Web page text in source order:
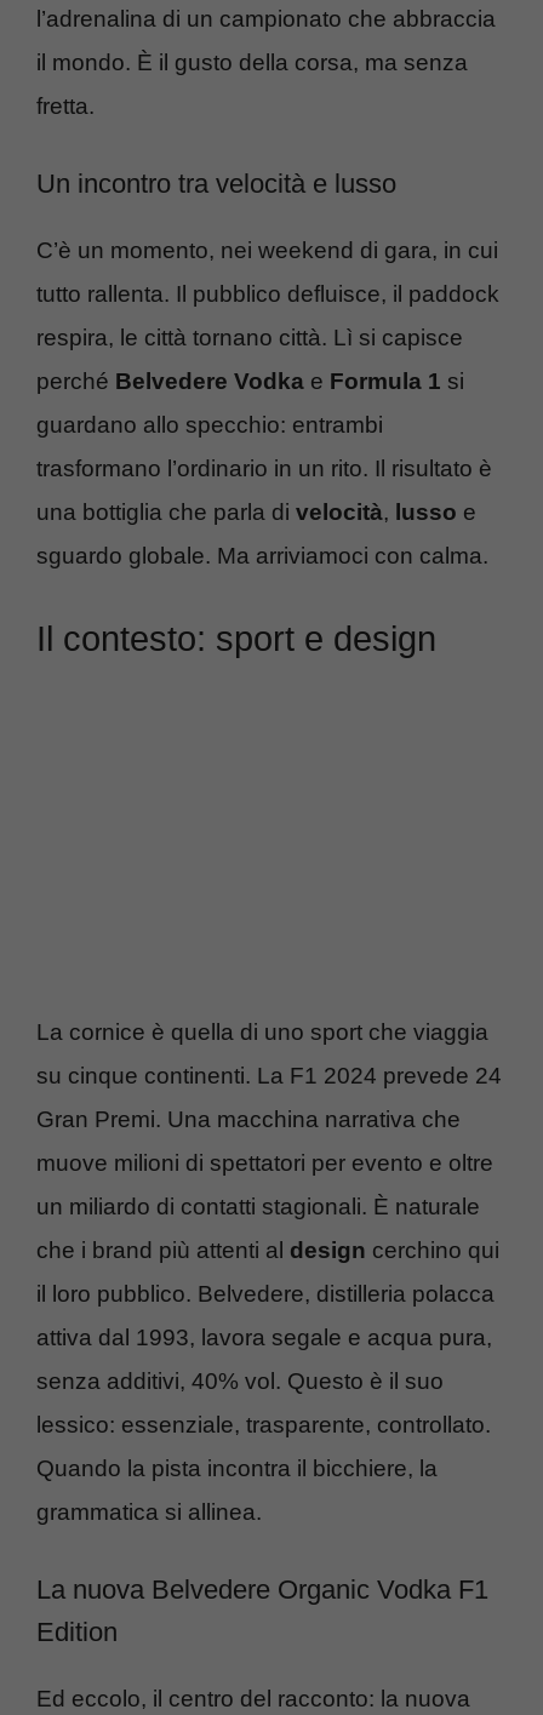
l’adrenalina di un campionato che abbraccia
il mondo. È il gusto della corsa, ma senza
fretta.
Un incontro tra velocità e lusso
C’è un momento, nei weekend di gara, in cui
tutto rallenta. Il pubblico defluisce, il paddock
respira, le città tornano città. Lì si capisce
perché Belvedere Vodka e Formula 1 si
guardano allo specchio: entrambi
trasformano l’ordinario in un rito. Il risultato è
una bottiglia che parla di velocità, lusso e
sguardo globale. Ma arriviamoci con calma.
Il contesto: sport e design
La cornice è quella di uno sport che viaggia
su cinque continenti. La F1 2024 prevede 24
Gran Premi. Una macchina narrativa che
muove milioni di spettatori per evento e oltre
un miliardo di contatti stagionali. È naturale
che i brand più attenti al design cerchino qui
il loro pubblico. Belvedere, distilleria polacca
attiva dal 1993, lavora segale e acqua pura,
senza additivi, 40% vol. Questo è il suo
lessico: essenziale, trasparente, controllato.
Quando la pista incontra il bicchiere, la
grammatica si allinea.
La nuova Belvedere Organic Vodka F1
Edition
Ed eccolo, il centro del racconto: la nuova